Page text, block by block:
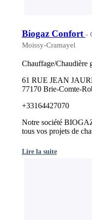
Biogaz Confort -
Moissy-Cramayel
Chauffage/Chaudière
61 RUE JEAN
77170 Brie-Comte-
+33164427070
Notre société
tous vos projets de
Lire la suite